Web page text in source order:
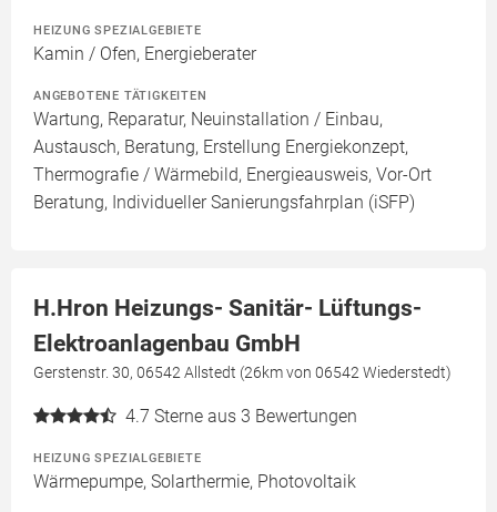
HEIZUNG SPEZIALGEBIETE
Kamin / Ofen, Energieberater
ANGEBOTENE TÄTIGKEITEN
Wartung, Reparatur, Neuinstallation / Einbau,
Austausch, Beratung, Erstellung Energiekonzept,
Thermografie / Wärmebild, Energieausweis, Vor-Ort
Beratung, Individueller Sanierungsfahrplan (iSFP)
H.Hron Heizungs- Sanitär- Lüftungs-
Elektroanlagenbau GmbH
Gerstenstr. 30, 06542 Allstedt (26km von 06542 Wiederstedt)
4.7 Sterne aus 3 Bewertungen
HEIZUNG SPEZIALGEBIETE
Wärmepumpe, Solarthermie, Photovoltaik